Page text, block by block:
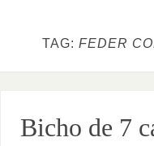
TAG: FEDER
Bicho de 7